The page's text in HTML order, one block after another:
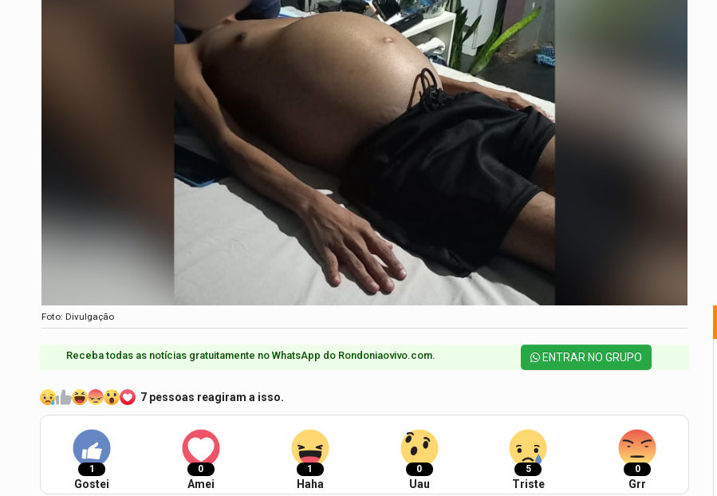
Foto: Divulgação
Receba todas as notícias gratuitamente no WhatsApp do Rondoniaovivo.com.​ ENTRAR NO GRUPO
7 pessoas reagiram a isso.
1
Gostei
0
Amei
1
Haha
0
Uau
5
Triste
0
Grr